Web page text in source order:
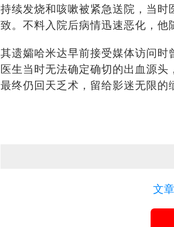
持续发烧和咳嗽被紧急送院，当
致。不料入院后病情迅速恶化，他
其遗孀哈米达早前接受媒体访问
医生当时无法确定确切的出血源
最终仍回天乏术，留给影迷无限的
文